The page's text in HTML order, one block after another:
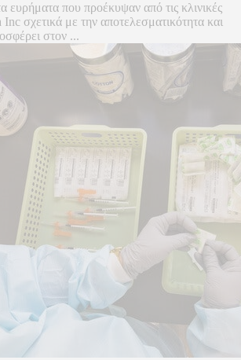
ευρήματα που προέκυψαν από τις κλινικές
σχετικά με την αποτελεσματικότητα και
στον ...